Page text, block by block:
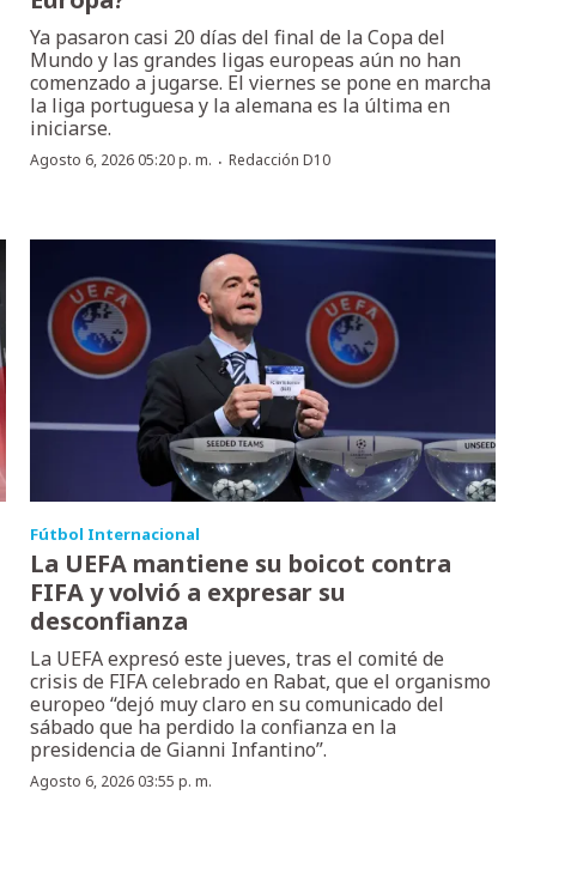
Ya pasaron casi 20 días del final de la Copa del
Mundo y las grandes ligas europeas aún no han
comenzado a jugarse. El viernes se pone en marcha
la liga portuguesa y la alemana es la última en
iniciarse.
Agosto 6, 2026 05:20 p. m. · Redacción D10
Fútbol Internacional
La UEFA mantiene su boicot contra
FIFA y volvió a expresar su
desconfianza
La UEFA expresó este jueves, tras el comité de
crisis de FIFA celebrado en Rabat, que el organismo
europeo “dejó muy claro en su comunicado del
sábado que ha perdido la confianza en la
presidencia de Gianni Infantino”.
Agosto 6, 2026 03:55 p. m.